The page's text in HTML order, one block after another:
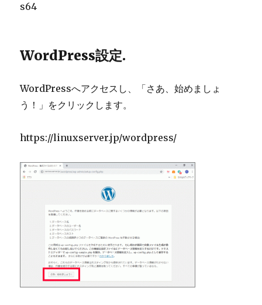
s64
WordPress設定.
WordPressへアクセスし、「さあ、始めましょ
う！」をクリックします。
https://linuxserver.jp/wordpress/